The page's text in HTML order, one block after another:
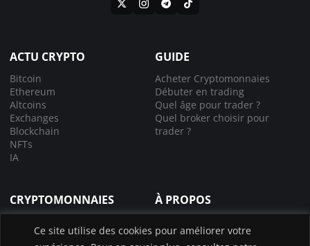
Ce site utilise des cookies pour améliorer votre
ACTU CRYPTO
Bitcoin
Ethereum
Altcoins
Exchanges
Blockchain
NFTs
IA
GUIDE
Acheter Cryptomonnaies
Débuter en trading
Quel âge pour trader ?
Quel broker choisir pour
trader ?
CRYPTOMONNAIES
Lexique crypto
À PROPOS
Nous contacter